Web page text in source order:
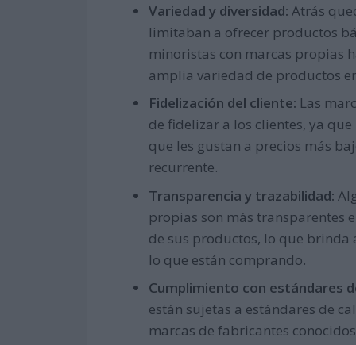
Variedad y diversidad:Atrás
limitaban a ofrecer productos
minoristas con marcas propias
amplia variedad de productos
Fidelización del cliente: Las
de fidelizar a los clientes, ya
que les gustan a precios más
recurrente.
Transparencia y trazabilidad:
propias son más transparentes
de sus productos, lo que brinda
lo que están comprando.
Cumplimiento con estándares
están sujetas a estándares de
marcas de fabricantes